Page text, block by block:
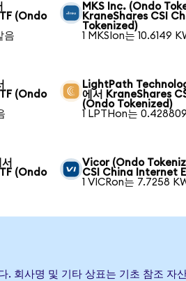
(Ondo
음
MKS Inc. (Ondo
KraneShares CSI
Tokenized)
1 MKSIon는 10.6149
(Ondo
LightPath
에서 KraneShares
(Ondo Tokenized)
1 LPTHon는
(Ondo
Vicor (Ondo
CSI China Internet
1 VICRon는 7.7258
회사명 및 기타 상표는 기초 참조 자